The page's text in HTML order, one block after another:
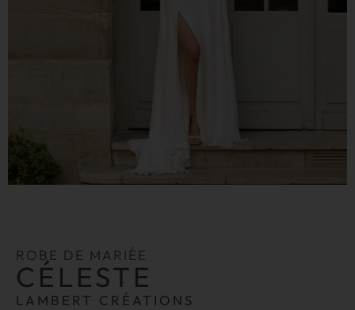
ROBE DE MARIÉE
CÉLESTE
LAMBERT CRÉATIONS